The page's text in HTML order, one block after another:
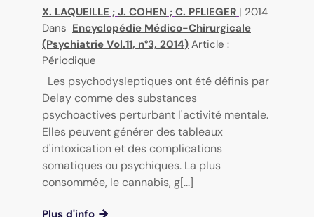
X. LAQUEILLE ; J. COHEN ; C. PFLIEGER | 2014
Dans Encyclopédie Médico-Chirurgicale
(Psychiatrie Vol.11, n°3, 2014) Article :
Périodique
Les psychodysleptiques ont été définis par
Delay comme des substances
psychoactives perturbant l'activité mentale.
Elles peuvent générer des tableaux
d'intoxication et des complications
somatiques ou psychiques. La plus
consommée, le cannabis, g[...]
Plus d'info